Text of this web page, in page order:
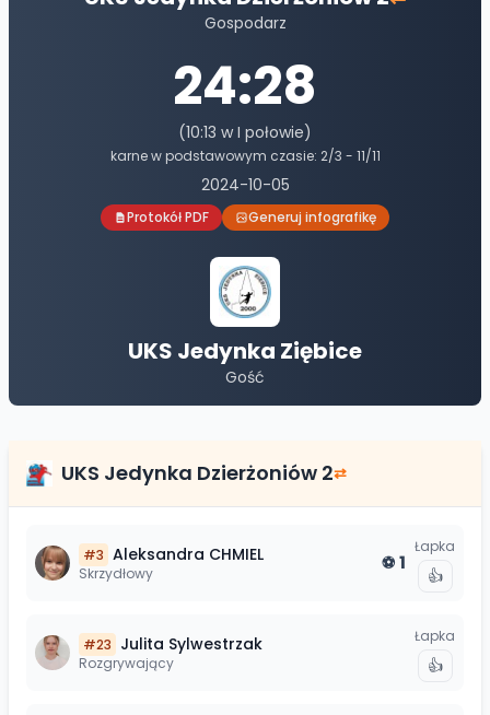
Gospodarz
24:28
(10:13 w I połowie)
karne w podstawowym czasie: 2/3 - 11/11
2024-10-05
Protokół PDF Generuj infografikę
UKS Jedynka Ziębice
Gość
UKS Jedynka Dzierżoniów 2⇄
#3 Aleksandra CHMIEL
Skrzydłowy ⚽ 1
Łapka
👍
#23 Julita Sylwestrzak
Rozgrywający
Łapka
👍